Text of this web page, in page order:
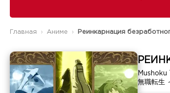
Главная Аниме Реинкарнация
Mushoku
無職転生